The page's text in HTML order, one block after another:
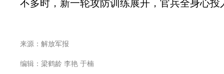
不多时，新一轮攻防训练展开，官兵全身心
来源：解放军报
编辑：梁鹤龄 李艳 于楠